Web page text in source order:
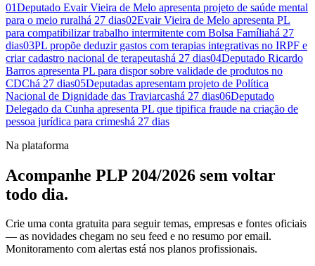
01Deputado Evair Vieira de Melo apresenta projeto de saúde mental
para o meio ruralhá 27 dias02Evair Vieira de Melo apresenta PL
para compatibilizar trabalho intermitente com Bolsa Famíliahá 27
dias03PL propõe deduzir gastos com terapias integrativas no IRPF e
criar cadastro nacional de terapeutashá 27 dias04Deputado Ricardo
Barros apresenta PL para dispor sobre validade de produtos no
CDChá 27 dias05Deputadas apresentam projeto de Política
Nacional de Dignidade das Traviarcashá 27 dias06Deputado
Delegado da Cunha apresenta PL que tipifica fraude na criação de
pessoa jurídica para crimeshá 27 dias
Na plataforma
Acompanhe PLP 204/2026 sem voltar
todo dia.
Crie uma conta gratuita para seguir temas, empresas e fontes oficiais
— as novidades chegam no seu feed e no resumo por email.
Monitoramento com alertas está nos planos profissionais.